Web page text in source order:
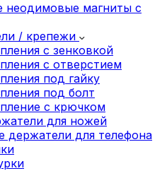
неодимовые магниты с
/ крепежи
с зенковкой
с отверстием
под гайку
под болт
с крючком
для ножей
держатели для телефона